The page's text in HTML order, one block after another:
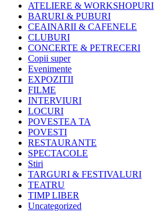
ATELIERE & WORKSHOPURI
BARURI & PUBURI
CEAINARII & CAFENELE
CLUBURI
CONCERTE & PETRECERI
Copii super
Evenimente
EXPOZITII
FILME
INTERVIURI
LOCURI
POVESTEA TA
POVESTI
RESTAURANTE
SPECTACOLE
Stiri
TARGURI & FESTIVALURI
TEATRU
TIMP LIBER
Uncategorized